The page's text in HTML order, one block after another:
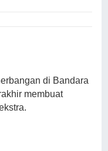
di Bandara
membuat